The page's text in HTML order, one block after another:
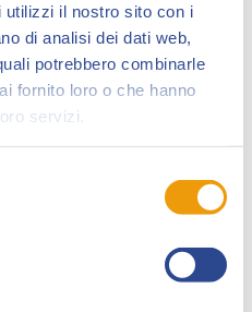
utilizzi il nostro sito con i
di analisi dei dati web,
potrebbero combinarle
fornito loro o che hanno
servizi.
si diploma a l’Istituto
da giovanissimo matura
dopo il diploma
nel 1992 arriva
giovani autori di fumetto.